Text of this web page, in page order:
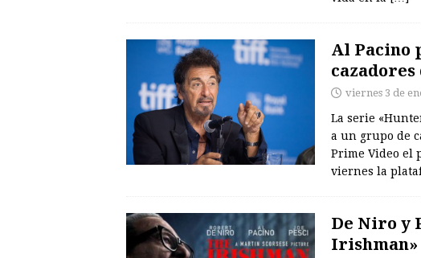
Al Pacino
viernes 3 de
La serie
a un grupo de
Prime Video el
viernes la
De Niro y
Irishman»